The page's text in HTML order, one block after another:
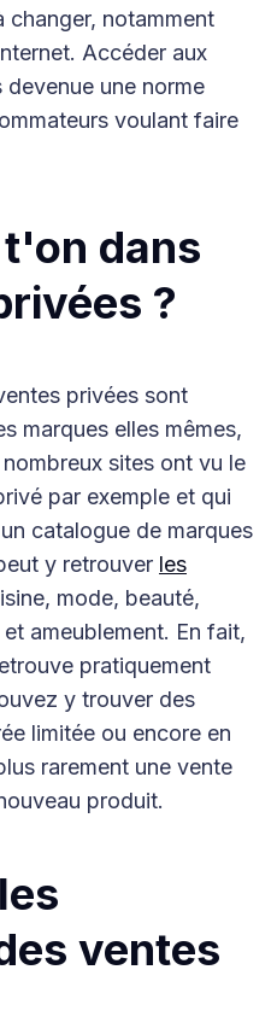
changer, notamment
Accéder aux
une norme
voulant faire
dans
?
privées sont
marques elles mêmes,
sites ont vu le
par exemple et qui
catalogue de marques
y retrouver les
mode, beauté,
ameublement. En fait,
pratiquement
y trouver des
limitée ou encore en
rarement une vente
produit.
ventes